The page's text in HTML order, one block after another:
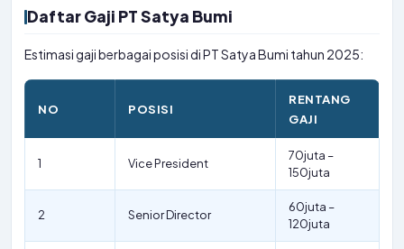
Daftar Gaji PT Satya Bumi
Estimasi gaji berbagai posisi di PT Satya Bumi tahun 2025:
NO POSISI
RENTANG
GAJI
1 Vice President
70juta –
150juta
2 Senior Director
60juta –
120juta